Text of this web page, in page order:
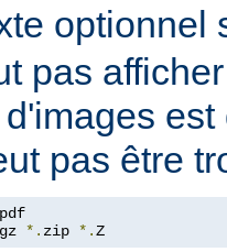
optionnel
pas
pas être
gz *. zip *.Z